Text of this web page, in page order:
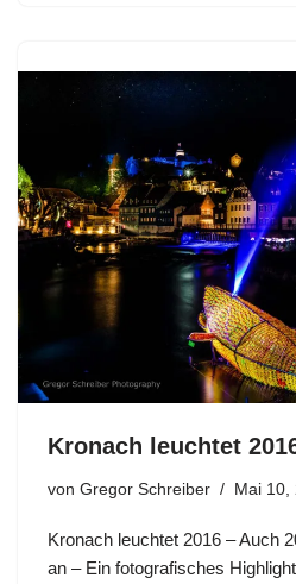
Kronach leuchtet
von Gregor Schreiber Mai 10,
Kronach leuchtet 2016 – Auch
an – Ein fotografisches